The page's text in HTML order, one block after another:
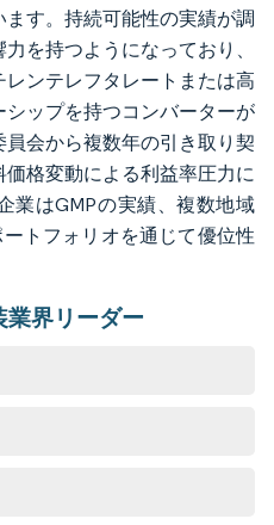
す。持続可能性の実績が調
を持つようになっており、
ンテレフタレートまたは高
ップを持つコンバーターが
会から複数年の引き取り契
格変動による利益率圧力に
業はGMPの実績、複数地域
トフォリオを通じて優位性
業界リーダー